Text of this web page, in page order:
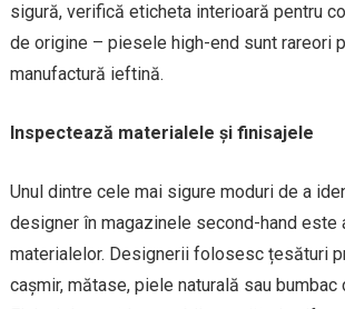
sigură, verifică eticheta interioară pentru
de origine – piesele high-end sunt rareori
manufactură ieftină.
Inspectează materialele și finisajele
Unul dintre cele mai sigure moduri de a
designer în magazinele second-hand este
materialelor. Designerii folosesc țesături
cașmir, mătase, piele naturală sau bumbac